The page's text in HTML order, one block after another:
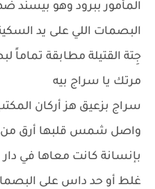
المأمور ببرود وهو بيسند
البصمات اللي على يد
جِتة القتيلة مطابقة
مرتك يا سراج بيه
سراج بزعيق هز أركان
واصل شمس قلبها أرق من
بإنسانة كانت معاها في دار
غلط أو حد داس على